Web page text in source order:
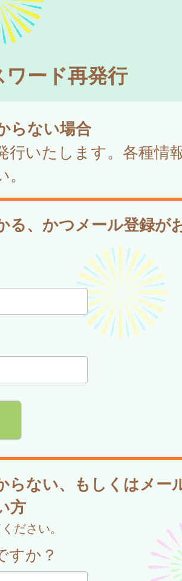
ード再発行
らない場合
行いたします。各種情
る、かつメール登録が
らない、もしくはメー
方
ださい。
すか？